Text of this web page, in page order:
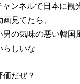
ンネルで日本に観
見てたら、
男の気味の悪い韓国
らしいな
だぜ？